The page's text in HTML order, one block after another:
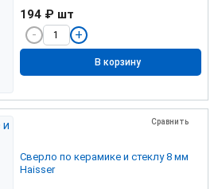
194 ₽ шт
В корзину
Сравнить
Сверло по керамике и стеклу 8 мм
Haisser